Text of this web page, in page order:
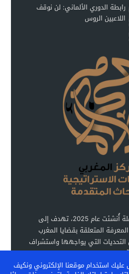
رابطة الدوري الألماني: لن نوقف
اللاعبين الروس
مؤسسة بحثية مستقلة أُنشئت عام 2025، تهدف إلى
المتعلقة بقضايا المغرب
التي يواجهها واستشراف
آفاق تطوره.
استخدام موقعنا الإلكتروني ونكيف